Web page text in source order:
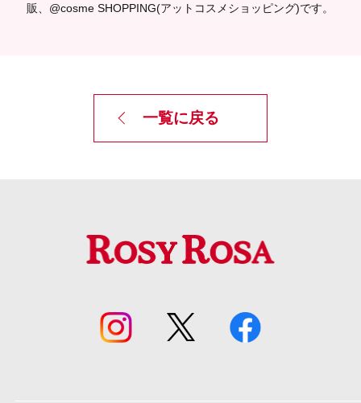
販、@cosme SHOPPING(アットコスメショッピング)です。
一覧に戻る